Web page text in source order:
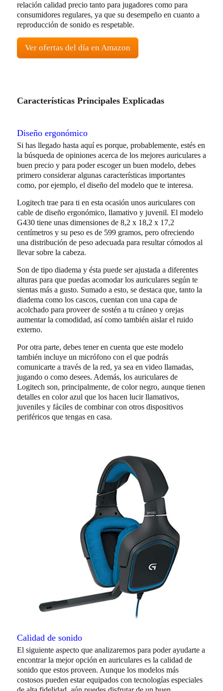
relación calidad precio tanto para jugadores como para
consumidores regulares, ya que su desempeño en cuanto a
reproducción de sonido es respetable.
Ver ofertas del día en Amazon
Características Principales Explicadas
Diseño ergonómico
Si has llegado hasta aquí es porque, probablemente, estés en
la búsqueda de opiniones acerca de los mejores auriculares a
buen precio y para poder escoger un buen modelo, debes
primero considerar algunas características importantes
como, por ejemplo, el diseño del modelo que te interesa.
Logitech trae para ti en esta ocasión unos auriculares con
cable de diseño ergonómico, llamativo y juvenil. El modelo
G430 tiene unas dimensiones de 8,2 x 18,2 x 17,2
centímetros y su peso es de 599 gramos, pero ofreciendo
una distribución de peso adecuada para resultar cómodos al
llevar sobre la cabeza.
Son de tipo diadema y ésta puede ser ajustada a diferentes
alturas para que puedas acomodar los auriculares según te
sientas más a gusto. Sumado a esto, se destaca que, tanto la
diadema como los cascos, cuentan con una capa de
acolchado para proveer de sostén a tu cráneo y orejas
aumentar la comodidad, así como también aislar el ruido
externo.
Por otra parte, debes tener en cuenta que este modelo
también incluye un micrófono con el que podrás
comunicarte a través de la red, ya sea en video llamadas,
jugando o como desees. Además, los auriculares de
Logitech son, principalmente, de color negro, aunque tienen
detalles en color azul que los hacen lucir llamativos,
juveniles y fáciles de combinar con otros dispositivos
periféricos que tengas en casa.
Calidad de sonido
El siguiente aspecto que analizaremos para poder ayudarte a
encontrar la mejor opción en auriculares es la calidad de
sonido que estos proveen. Aunque los modelos más
costosos pueden estar equipados con tecnologías especiales